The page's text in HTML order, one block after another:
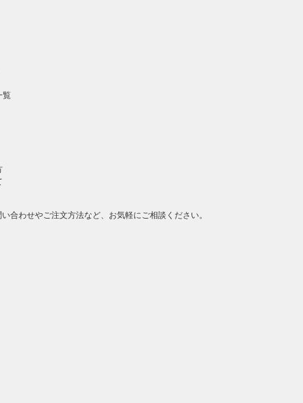
覧
合わせやご注文方法など、お気軽にご相談ください。